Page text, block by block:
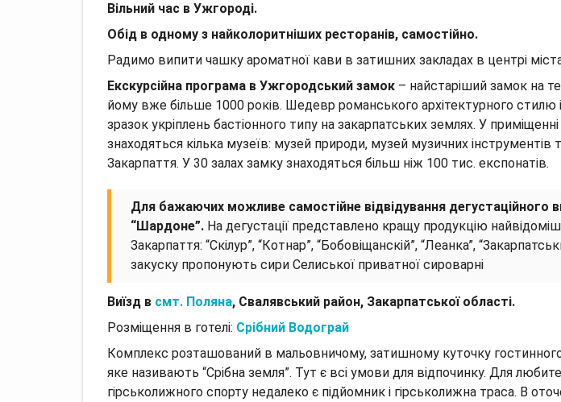
Вільний час в Ужгороді.
Обід в одному з найколоритніших ресторанів, самостійно.
Радимо випити чашку ароматної кави в затишних закладах в центрі
Екскурсійна програма в Ужгородський замок – найстаріший замок на
йому вже більше 1000 років. Шедевр романського архітектурного стилю
зразок укріплень бастіонного типу на закарпатських землях. У
знаходяться кілька музеїв: музей природи, музей музичних інструментів
Закарпаття. У 30 залах замку знаходяться більш ніж 100 тис. експонатів.
Для бажаючих можливе самостійне відвідування дегустаційного
“Шардоне”. На дегустації представлено кращу продукцію
Закарпаття: “Скілур”, “Котнар”, “Бобовіщанскій”, “Леанка”,
закуску пропонують сири Селиської приватної сироварні
Виїзд в смт. Поляна, Свалявський район, Закарпатської області.
Розміщення в готелі: Срібний Водограй
Комплекс розташований в мальовничому, затишному куточку
яке називають “Срібна земля”. Тут є всі умови для відпочинку. Для
гірськолижного спорту недалеко є підйомник і гірськолижна траса. В